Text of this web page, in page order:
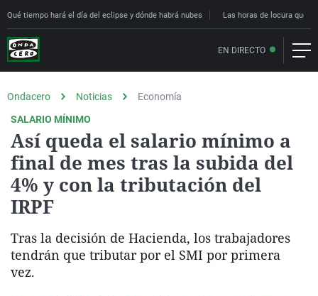
Qué tiempo hará el día del eclipse y dónde habrá nubes Las horas de locura que
EN DIRECTO
Ondacero Noticias
Economía
SALARIO MÍNIMO
Así queda el salario mínimo a
final de mes tras la subida del
4% y con la tributación del
IRPF
Tras la decisión de Hacienda, los trabajadores
tendrán que tributar por el SMI por primera
vez.